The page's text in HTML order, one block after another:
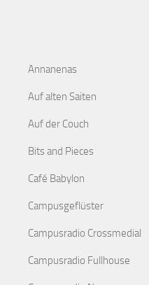
Annanenas
Auf alten Saiten
Auf der Couch
Bits and Pieces
Café Babylon
Campusgeflüster
Campusradio Crossmedial
Campusradio Fullhouse